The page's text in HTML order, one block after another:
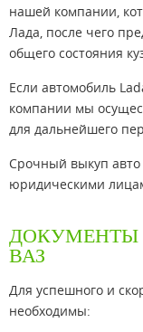
нашей компании,
Лада, после чего
общего состояния
Если автомобиль
компании мы
для дальнейшего
Срочный выкуп авто
юридическими
ДОКУМЕНТЫ
ВАЗ
Для успешного и
необходимы: